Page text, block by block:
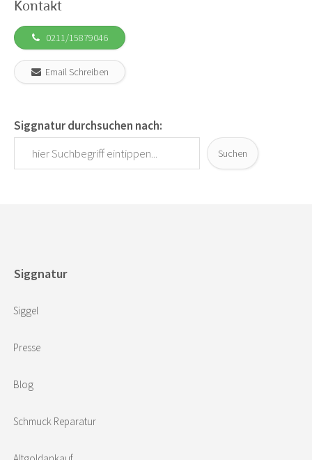
Kontakt
0211/15879046
Email Schreiben
Siggnatur durchsuchen nach:
Suchen
Siggnatur
Siggel
Presse
Blog
Schmuck Reparatur